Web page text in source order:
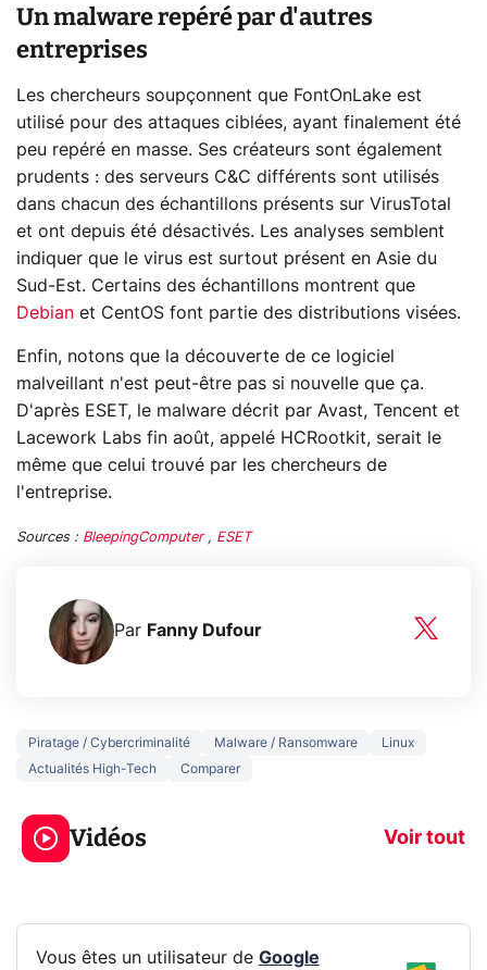
Un malware repéré par d'autres
entreprises
Les chercheurs soupçonnent que FontOnLake est
utilisé pour des attaques ciblées, ayant finalement été
peu repéré en masse. Ses créateurs sont également
prudents : des serveurs C&C différents sont utilisés
dans chacun des échantillons présents sur VirusTotal
et ont depuis été désactivés. Les analyses semblent
indiquer que le virus est surtout présent en Asie du
Sud-Est. Certains des échantillons montrent que
Debian et CentOS font partie des distributions visées.
Enfin, notons que la découverte de ce logiciel
malveillant n'est peut-être pas si nouvelle que ça.
D'après ESET, le malware décrit par Avast, Tencent et
Lacework Labs fin août, appelé HCRootkit, serait le
même que celui trouvé par les chercheurs de
l'entreprise.
Sources : BleepingComputer, ESET
Par Fanny Dufour
Piratage / Cybercriminalité Malware / Ransomware
Linux
Actualités High-Tech
Comparer
Vidéos Voir tout
3 écrans en 1 pour
319€ ? Voici L'AOC
CQ32G4ZA !
prochaine
Vous êtes un utilisateur de Google